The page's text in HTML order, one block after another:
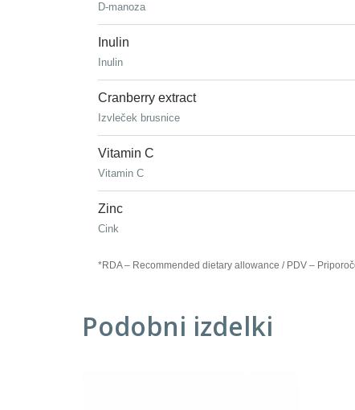
D-manoza
Inulin
Inulin
Cranberry extract
Izvleček brusnice
Vitamin C
Vitamin C
Zinc
Cink
*RDA – Recommended dietary allowance / PDV –
Podobni izdelki